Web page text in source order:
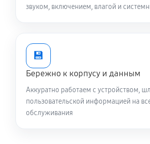
звуком, включением, влагой и
💾
Бережно к корпусу и данным
Аккуратно работаем с устройством,
пользовательской информацией на
обслуживания